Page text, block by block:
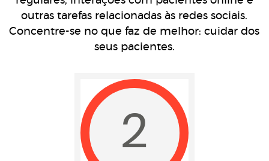
outras tarefas relacionadas às redes sociais.
Concentre-se no que faz de melhor: cuidar dos
seus pacientes.
2